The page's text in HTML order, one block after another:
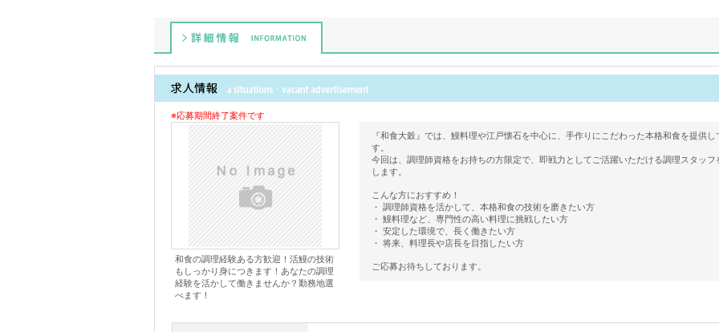
※応募期間終了案件です
和食の調理経験ある方歓迎！活鰻の技術
もしっかり身につきます！あなたの調理
経験を活かして働きませんか？勤務地選
べます！
『和食大穀』では、鰻料理や江戸懐石を中心に、手作りにこだわった本格和食を提供し
す。
今回は、調理師資格をお持ちの方限定で、即戦力としてご活躍いただける調理スタッフ
します。
こんな方におすすめ！
・ 調理師資格を活かして、本格和食の技術を磨きたい方
・ 鰻料理など、専門性の高い料理に挑戦したい方
・ 安定した環境で、長く働きたい方
・ 将来、料理長や店長を目指したい方
ご応募お待ちしております。